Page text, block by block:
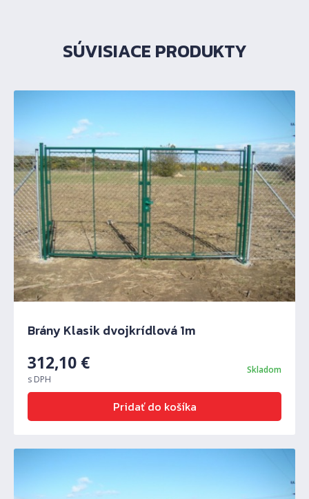
SÚVISIACE PRODUKTY
Brány Klasik dvojkrídlová 1m
312,10 €
s DPH
Skladom
Pridať do košíka